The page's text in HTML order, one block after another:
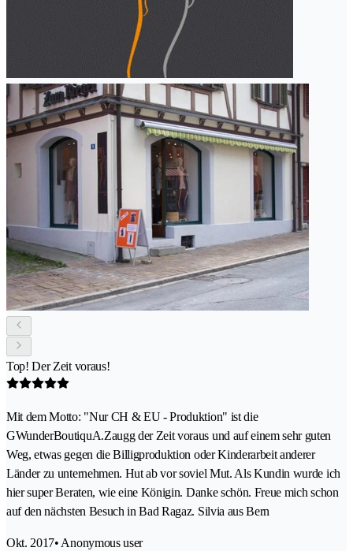
Top! Der Zeit voraus!
Mit dem Motto: "Nur CH & EU - Produktion" ist die
GWunderBoutiquA.Zaugg der Zeit voraus und auf einem sehr guten
Weg, etwas gegen die Billigproduktion oder Kinderarbeit anderer
Länder zu unternehmen. Hut ab vor soviel Mut. Als Kundin wurde ich
hier super Beraten, wie eine Königin. Danke schön. Freue mich schon
auf den nächsten Besuch in Bad Ragaz. Silvia aus Bern
Okt. 2017• Anonymous user